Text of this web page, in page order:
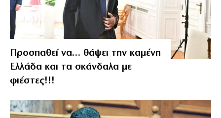
Προσπαθεί να… θάψει την καμένη
Ελλάδα και τα σκάνδαλα με
φιέστες!!!